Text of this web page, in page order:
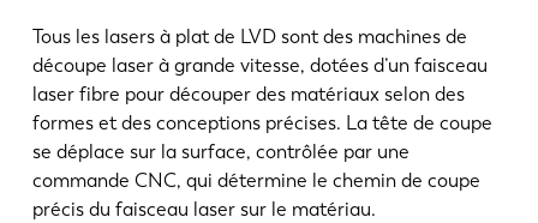
Tous les lasers à plat de LVD sont des machines de
découpe laser à grande vitesse, dotées d’un faisceau
laser fibre pour découper des matériaux selon des
formes et des conceptions précises. La tête de coupe
se déplace sur la surface, contrôlée par une
commande CNC, qui détermine le chemin de coupe
précis du faisceau laser sur le matériau.